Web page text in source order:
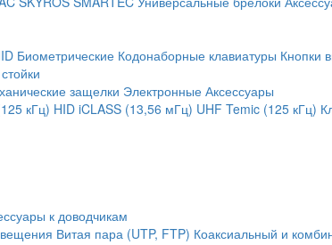
Биометрические Кодонаборные клавиатуры Кнопки
защелки Электронные Аксессуары
кГц) HID iCLASS (13,56 мГц) UHF Temic (125 кГц)
к доводчикам
Витая пара (UTP, FTP) Коаксиальный и